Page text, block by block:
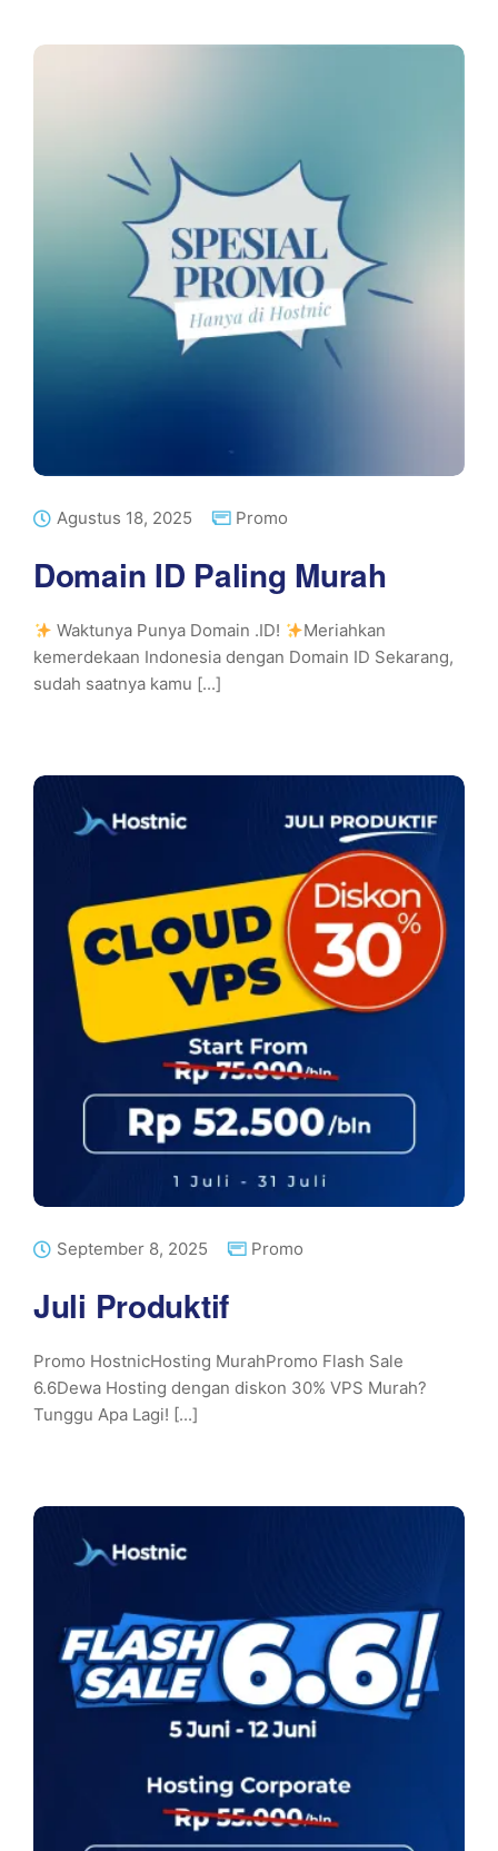
Agustus 18, 2025 Promo
Domain ID Paling Murah
Waktunya Punya Domain .ID!
Meriahkan
kemerdekaan Indonesia dengan Domain ID Sekarang,
sudah saatnya kamu [...]
September 8, 2025 Promo
Juli Produktif
Promo HostnicHosting MurahPromo Flash Sale
6.6Dewa Hosting dengan diskon 30% VPS Murah?
Tunggu Apa Lagi! [...]